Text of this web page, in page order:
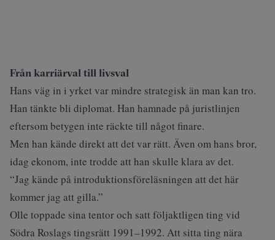
Från karriärval till livsval
Hans väg in i yrket var mindre strategisk än man kan tro.
Han tänkte bli diplomat. Han hamnade på juristlinjen
eftersom betygen inte räckte till något finare.
Men han kände direkt att det var rätt. Även om hans bror,
idag ekonom, inte trodde att han skulle klara av det.
“Jag kände på introduktionsföreläsningen att det här
kommer jag att gilla.”
Olle toppade sina tentor och satt följaktligen ting vid
Södra Roslags tingsrätt 1991–1992. Att sitta ting nära